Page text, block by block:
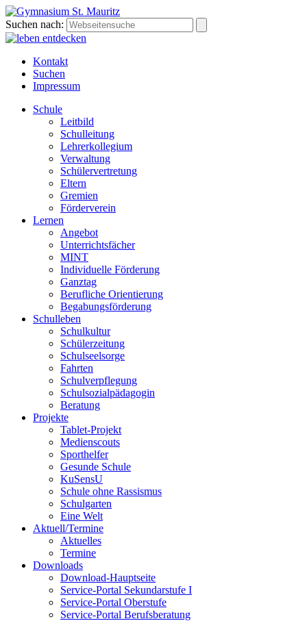
Suchen nach:
Kontakt
Suchen
Impressum
Schule
Leitbild
Schulleitung
Lehrerkollegium
Verwaltung
Schülervertretung
Eltern
Gremien
Förderverein
Lernen
Angebot
Unterrichtsfächer
MINT
Individuelle Förderung
Ganztag
Berufliche Orientierung
Begabungsförderung
Schulleben
Schulkultur
Schülerzeitung
Schulseelsorge
Fahrten
Schulverpflegung
Schulsozialpädagogin
Beratung
Projekte
Tablet-Projekt
Medienscouts
Sporthelfer
Gesunde Schule
KuSensU
Schule ohne Rassismus
Schulgarten
Eine Welt
Aktuell/Termine
Aktuelles
Termine
Downloads
Download-Hauptseite
Service-Portal Sekundarstufe I
Service-Portal Oberstufe
Service-Portal Berufsberatung